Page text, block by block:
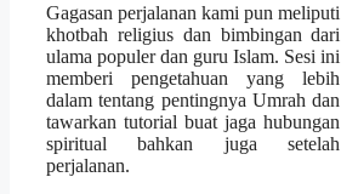
Gagasan perjalanan kami pun meliputi
khotbah religius dan bimbingan dari
ulama populer dan guru Islam. Sesi ini
memberi pengetahuan yang lebih
dalam tentang pentingnya Umrah dan
tawarkan tutorial buat jaga hubungan
spiritual bahkan juga setelah
perjalanan.